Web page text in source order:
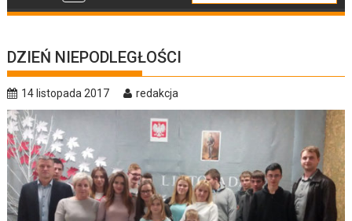
DZIEŃ NIEPODLEGŁOŚCI
14 listopada 2017 redakcja